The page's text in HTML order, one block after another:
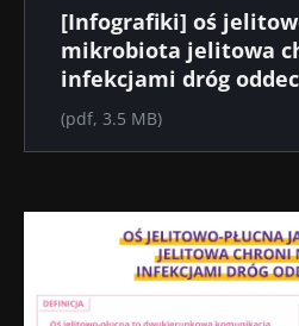
[Infografiki] oś
mikrobiota jelitowa
infekcjami dróg
(pdf, 3.5 MB)